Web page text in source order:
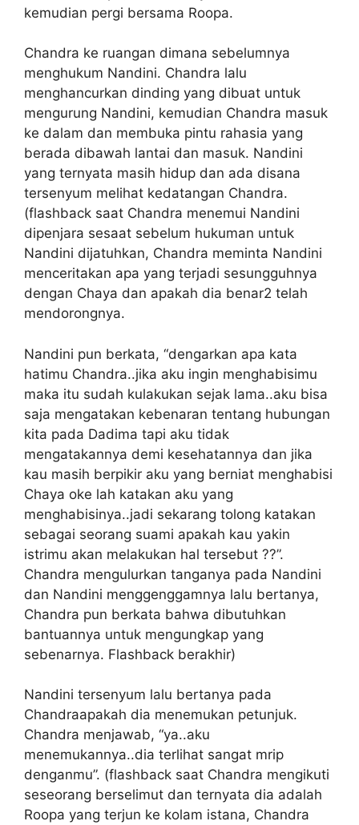
kemudian pergi bersama Roopa.
Chandra ke ruangan dimana sebelumnya
menghukum Nandini. Chandra lalu
menghancurkan dinding yang dibuat untuk
mengurung Nandini, kemudian Chandra masuk
ke dalam dan membuka pintu rahasia yang
berada dibawah lantai dan masuk. Nandini
yang ternyata masih hidup dan ada disana
tersenyum melihat kedatangan Chandra.
(flashback saat Chandra menemui Nandini
dipenjara sesaat sebelum hukuman untuk
Nandini dijatuhkan, Chandra meminta Nandini
menceritakan apa yang terjadi sesungguhnya
dengan Chaya dan apakah dia benar2 telah
mendorongnya.
Nandini pun berkata, “dengarkan apa kata
hatimu Chandra..jika aku ingin menghabisimu
maka itu sudah kulakukan sejak lama..aku bisa
saja mengatakan kebenaran tentang hubungan
kita pada Dadima tapi aku tidak
mengatakannya demi kesehatannya dan jika
kau masih berpikir aku yang berniat menghabisi
Chaya oke lah katakan aku yang
menghabisinya..jadi sekarang tolong katakan
sebagai seorang suami apakah kau yakin
istrimu akan melakukan hal tersebut ??”.
Chandra mengulurkan tanganya pada Nandini
dan Nandini menggenggamnya lalu bertanya,
Chandra pun berkata bahwa dibutuhkan
bantuannya untuk mengungkap yang
sebenarnya. Flashback berakhir)
Nandini tersenyum lalu bertanya pada
Chandraapakah dia menemukan petunjuk.
Chandra menjawab, “ya..aku
menemukannya..dia terlihat sangat mrip
denganmu”. (flashback saat Chandra mengikuti
seseorang berselimut dan ternyata dia adalah
Roopa yang terjun ke kolam istana, Chandra